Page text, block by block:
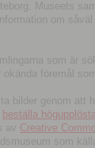
Museets
om
som är
föremål
bilder genom
beställa
av Creative
som